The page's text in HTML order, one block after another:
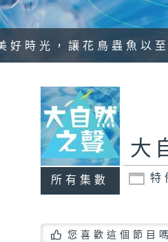
好時光，讓花鳥蟲魚以
所有集數
大
特
您喜歡這個節目